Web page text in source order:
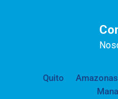
Quito Amazonas